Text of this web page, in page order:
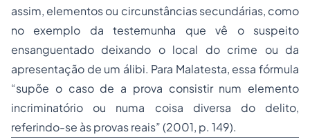
assim, elementos ou circunstâncias secundárias, como
no exemplo da testemunha que vê o suspeito
ensanguentado deixando o local do crime ou da
apresentação de um álibi. Para Malatesta, essa fórmula
“supõe o caso de a prova consistir num elemento
incriminatório ou numa coisa diversa do delito,
referindo-se às provas reais” (2001, p. 149).